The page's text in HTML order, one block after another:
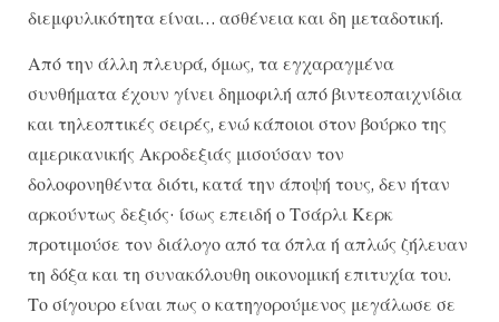
διεμφυλικότητα είναι… ασθένεια και δη μεταδοτική.
Από την άλλη πλευρά, όμως, τα εγχαραγμένα
συνθήματα έχουν γίνει δημοφιλή από βιντεοπαιχνίδια
και τηλεοπτικές σειρές, ενώ κάποιοι στον βούρκο της
αμερικανικής Ακροδεξιάς μισούσαν τον
δολοφονηθέντα διότι, κατά την άποψή τους, δεν ήταν
αρκούντως δεξιός· ίσως επειδή ο Τσάρλι Κερκ
προτιμούσε τον διάλογο από τα όπλα ή απλώς ζήλευαν
τη δόξα και τη συνακόλουθη οικονομική επιτυχία του.
Το σίγουρο είναι πως ο κατηγορούμενος μεγάλωσε σε